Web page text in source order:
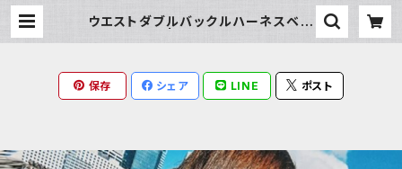
ウエストダブルバックルハーネスベル
保存 シェア LINE ポスト